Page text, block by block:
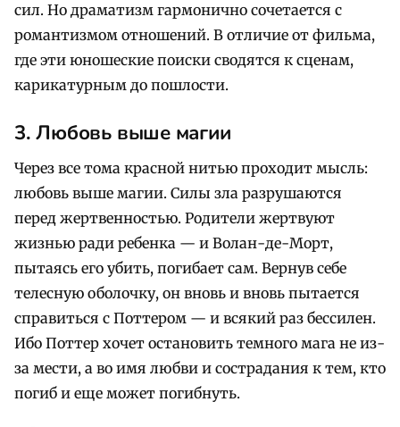
сил. Но драматизм гармонично сочетается с
романтизмом отношений. В отличие от фильма,
где эти юношеские поиски сводятся к сценам,
карикатурным до пошлости.
3. Любовь выше магии
Через все тома красной нитью проходит мысль:
любовь выше магии. Силы зла разрушаются
перед жертвенностью. Родители жертвуют
жизнью ради ребенка — и Волан-де-Морт,
пытаясь его убить, погибает сам. Вернув себе
телесную оболочку, он вновь и вновь пытается
справиться с Поттером — и всякий раз бессилен.
Ибо Поттер хочет остановить темного мага не из-
за мести, а во имя любви и сострадания к тем, кто
погиб и еще может погибнуть.